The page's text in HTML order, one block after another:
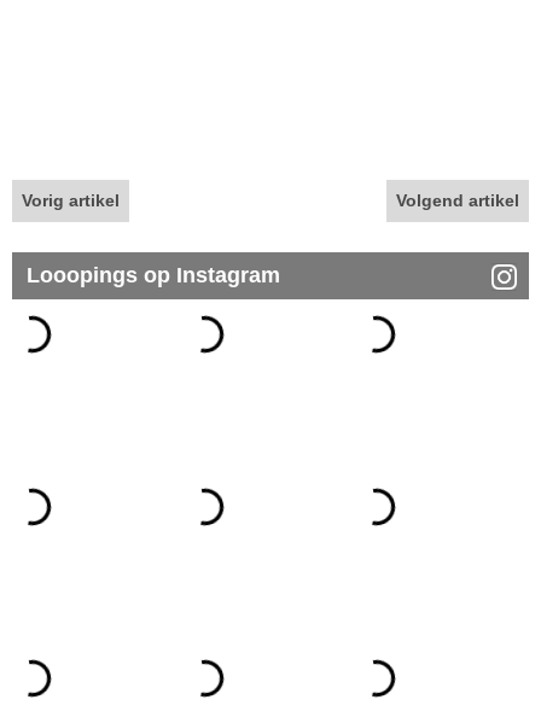
Vorig artikel Volgend artikel
Looopings op Instagram